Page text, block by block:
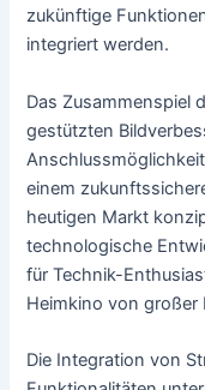
zukünftige
integriert werden.
Das Zusammenspiel
gestützten
einem
heutigen Markt
technologische
für Technik-
Heimkino von großer
Die Integration von